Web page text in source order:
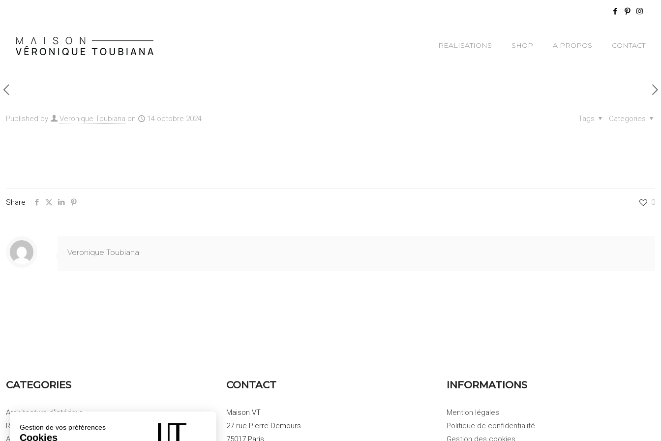
REALISATIONS SHOP A PROPOS CONTACT
Published by Veronique Toubiana on 14 octobre 2024 Categories
Tags
Share 0
Veronique Toubiana
CATEGORIES
Architecture d'intérieur
Rénover son intérieur
Aménagement d'espace
CONTACT
Maison VT
27 rue Pierre-Demours
75017 Paris
INFORMATIONS
Mention légales
Politique de confidentialité
Gestion des cookies